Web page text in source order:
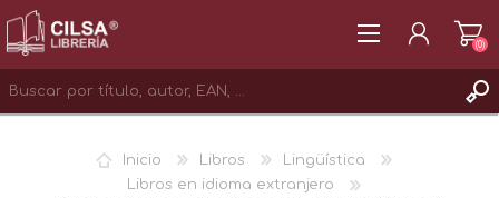
INICIAR SESIÓN
(0)
Inicio Libros
Lingüística
Libros en idioma extranjero